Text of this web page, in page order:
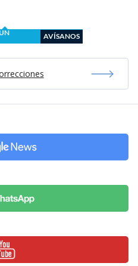
AVÍSANOS